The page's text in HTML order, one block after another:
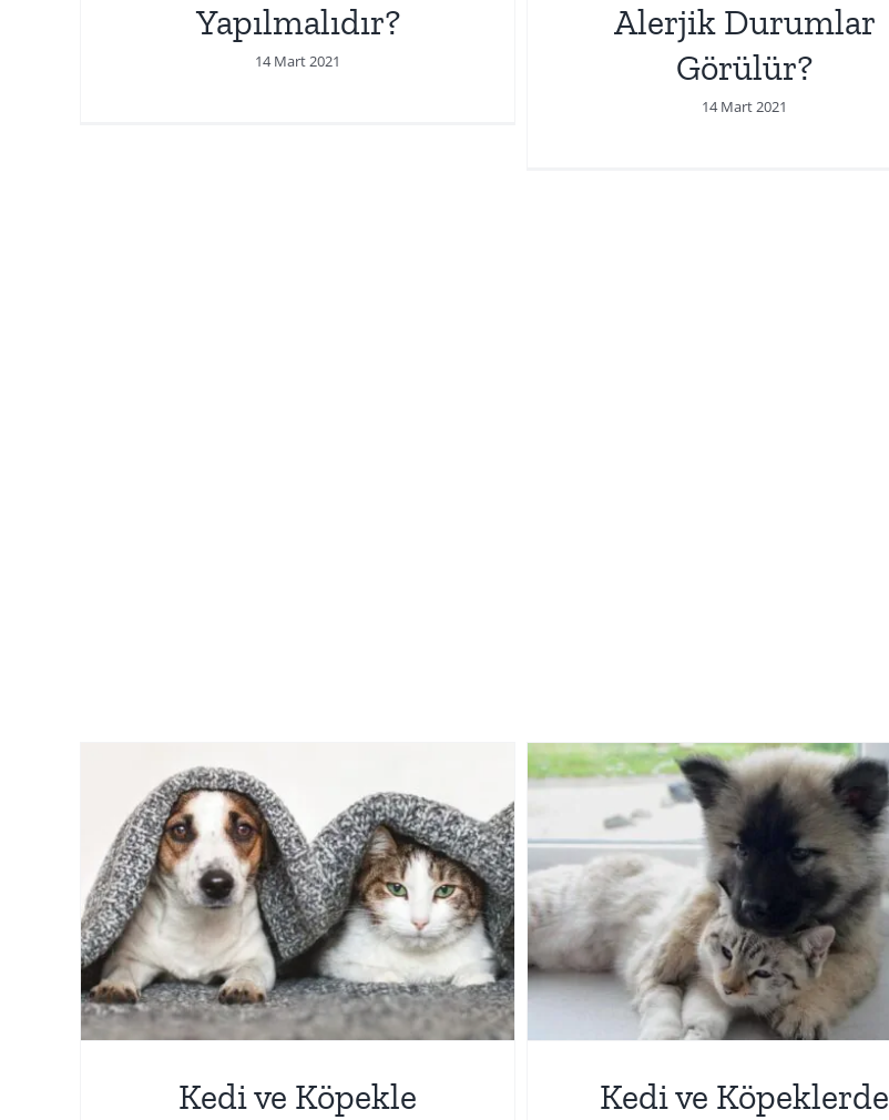
Yapılmalıdır?
14 Mart 2021
Alerjik Durumlar
Görülür?
14 Mart 2021
Kedi ve Köpekle
Kedi ve Köpeklerde İnsan
İçin Alerjik Olan Yapılar
Nelerdir?
Evcil Hayvan Alerjileri
Kedi ve Köpeklerde